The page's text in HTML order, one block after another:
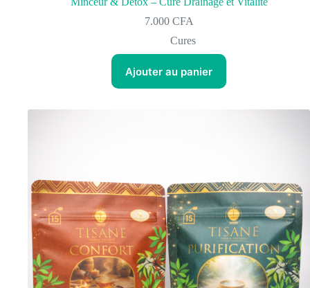
7.000 CFA
Cures
Ajouter au panier